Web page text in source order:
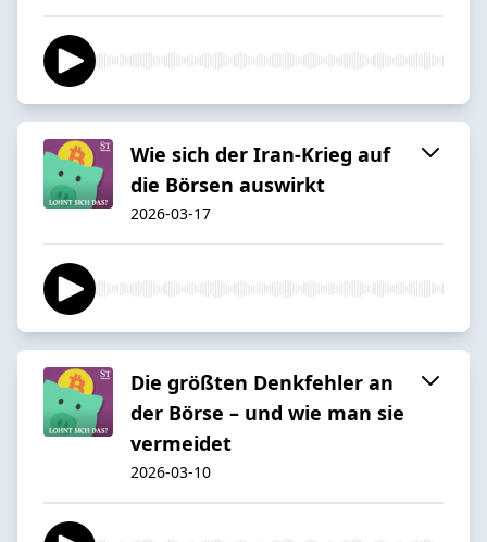
Wie sich der Iran-Krieg auf
die Börsen auswirkt
2026-03-17
Die größten Denkfehler an
der Börse – und wie man sie
vermeidet
2026-03-10